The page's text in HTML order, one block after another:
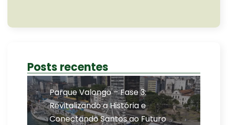
Posts recentes
Parque Valongo – Fase 3:
Revitalizando a História e
Conectando Santos ao Futuro